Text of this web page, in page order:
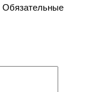
Обязательные